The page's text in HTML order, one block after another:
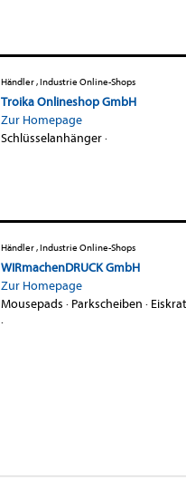
Händler , Industrie Online-Shops
Troika Onlineshop GmbH
Zur Homepage
Schlüsselanhänger·
Händler , Industrie Online-Shops
WIRmachenDRUCK GmbH
Zur Homepage
Mousepads · Parkscheiben ·
·